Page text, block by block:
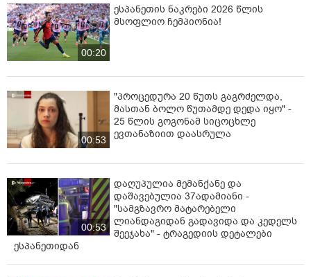
00:20
ესპანეთის ნაკრები 2026 წლის
მსოფლიო ჩემპიონია!
00:53
"პროცედურა 20 წუთს გაგრძელდა,
მასთან ბოლო წუთამდე დედა იყო" -
25 წლის გოგონამ სიცოცხლე
ევთანაზიით დაასრულა
00:53
დაღუპულია მემანქანე და
დაშავებულია 37ადამიანი -
"სამგზავრო მატარებელი
ლიანდაგიდან გადავიდა და კედელს
შეეჯახა" - ტრაგედიის დეტალები
ესპანეთიდან